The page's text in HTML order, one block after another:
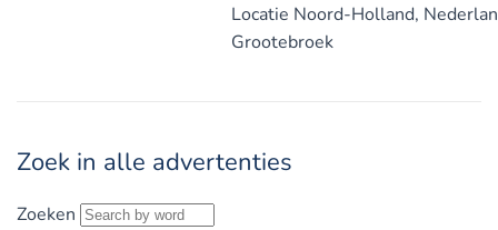
Locatie Noord-Holland,
Grootebroek
Zoek in alle advertenties
Zoeken